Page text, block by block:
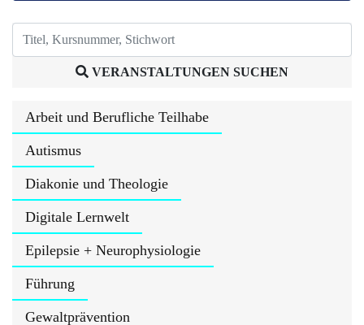
VERANSTALTUNGEN SUCHEN
Arbeit und Berufliche Teilhabe
Autismus
Diakonie und Theologie
Digitale Lernwelt
Epilepsie + Neurophysiologie
Führung
Gewaltprävention